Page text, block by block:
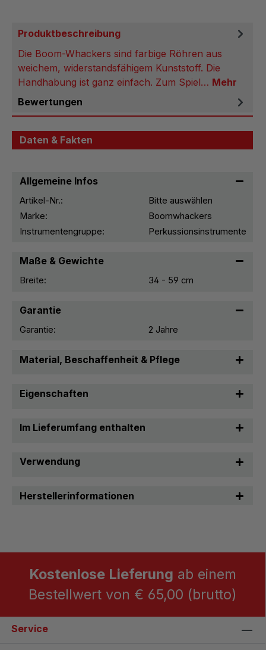
Produktbeschreibung
Die Boom-Whackers sind farbige Röhren aus
weichem, widerstandsfähigem Kunststoff. Die
Handhabung ist ganz einfach. Zum Spiel… Mehr
Bewertungen
Daten & Fakten
Allgemeine Infos
Artikel-Nr.:
Bitte auswählen
Marke:
Boomwhackers
Instrumentengruppe:
Perkussionsinstrumente
Maße & Gewichte
Breite: 34 - 59 cm
Garantie
Garantie: 2 Jahre
Material, Beschaffenheit & Pflege
Eigenschaften
Im Lieferumfang enthalten
Verwendung
Herstellerinformationen
Kostenlose Lieferung ab einem
Bestellwert von € 65,00 (brutto)
Service